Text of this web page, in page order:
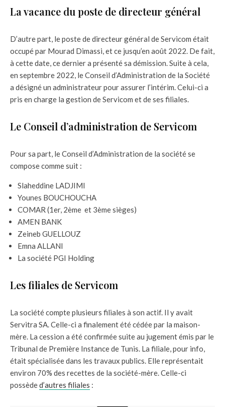
La vacance du poste de directeur général
D’autre part, le poste de directeur général de Servicom était
occupé par Mourad Dimassi, et ce jusqu’en août 2022. De fait,
à cette date, ce dernier a présenté sa démission. Suite à cela,
en septembre 2022, le Conseil d’Administration de la Société
a désigné un administrateur pour assurer l’intérim. Celui-ci a
pris en charge la gestion de Servicom et de ses filiales.
Le Conseil d’administration de Servicom
Pour sa part, le Conseil d’Administration de la société se
compose comme suit :
Slaheddine LADJIMI
Younes BOUCHOUCHA
COMAR (1er, 2ème et 3ème sièges)
AMEN BANK
Zeineb GUELLOUZ
Emna ALLANI
La société PGI Holding
Les filiales de Servicom
La société compte plusieurs filiales à son actif. Il y avait
Servitra SA. Celle-ci a finalement été cédée par la maison-
mère. La cession a été confirmée suite au jugement émis par le
Tribunal de Première Instance de Tunis. La filiale, pour info,
était spécialisée dans les travaux publics. Elle représentait
environ 70% des recettes de la société-mère. Celle-ci
possèded’autres filiales :